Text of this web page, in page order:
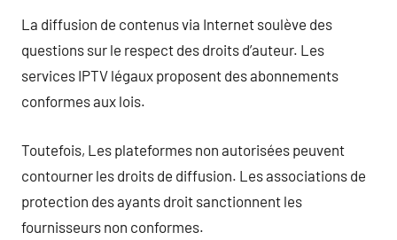
La diffusion de contenus via Internet soulève des
questions sur le respect des droits d’auteur. Les
services IPTV légaux proposent des abonnements
conformes aux lois.
Toutefois, Les plateformes non autorisées peuvent
contourner les droits de diffusion. Les associations de
protection des ayants droit sanctionnent les
fournisseurs non conformes.